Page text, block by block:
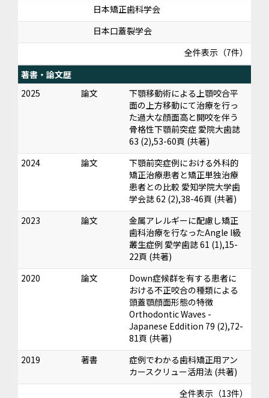
日本矯正歯科学会
日本口蓋裂学会
全件表示（7件）
著書・論文歴
2025
論文
下顎移動術による上顎咬合平
面の上方移動にて治療を行っ
た過大な顔面高と開咬を伴う
骨格性下顎前突症 愛院大歯誌
63 (2),53-60頁 (共著)
2024
論文
下顎前突症例における外科的
矯正治療患者と矯正単独治療
患者との比較 愛知学院大学歯
学会誌 62 (2),38-46頁 (共著)
2023
論文
金属アレルギーに配慮し矯正
歯科治療を行なったAngle I級
叢生症例 愛学歯誌 61 (1),15-
22頁 (共著)
2020
論文
Down症候群を有する患者に
おける不正咬合の種類による
頭蓋顎顔面形態の特徴
Orthodontic Waves -
Japanese Eddition 79 (2),72-
81頁 (共著)
2019
著書
症例でわかる歯科矯正用アン
カースクリュー活用法 (共著)
全件表示（13件）